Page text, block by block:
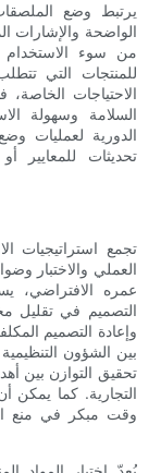
يرتبط وضع
الواضحة والإشارات
من سوء الاستخدام
للمنتجات التي
الاحتياجات
السلامة وسهولة
الدورية لعمليات
تحديثات للمعايير
تجمع استراتيجيات
العملي والاختبار
عمره الافتراضي،
التصميم في تقليل
وإعادة التصميم
بين الشؤون
تحقيق التوازن بين
التجارية. كما
وقت مبكر في منع